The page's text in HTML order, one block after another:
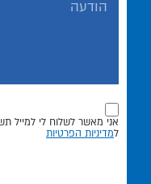
אני מאשר לשלוח לי למייל
למדיניות הפרטיות